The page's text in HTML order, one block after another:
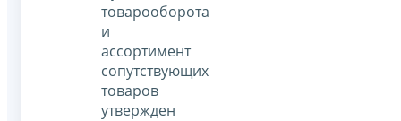
товарооборота
и
ассортимент
сопутствующих
товаров
утвержден